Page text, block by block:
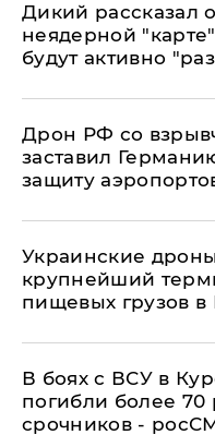
Дикий рассказал
неядерной
будут активно
​Дрон РФ со
заставил
защиту
Украинские
крупнейший
пищевых грузов в
В боях с ВСУ в
погибли более 70
срочников -